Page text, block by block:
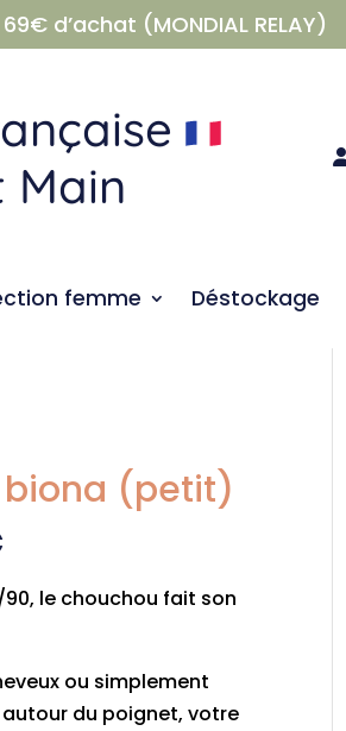
69€ d’achat (MONDIAL RELAY)
Main
femme Déstockage
(petit)
actuel
1,00€.
le chouchou fait son
ou simplement
du poignet, votre